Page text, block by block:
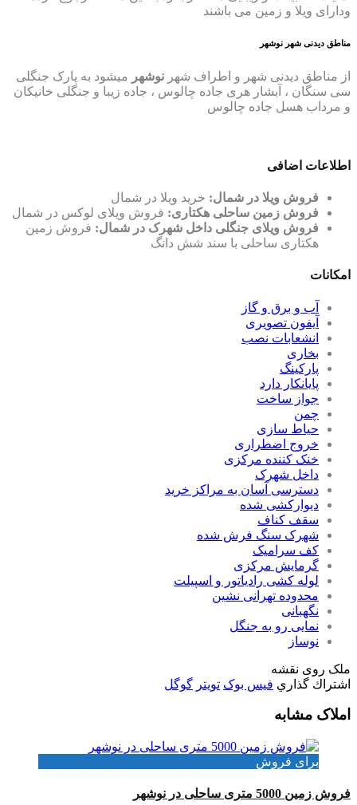
ودارای ویلا و زمین می باشند
مناطق دیدنی شهر نوشهر
از مناطق دیدنی شهر و اطراف شهر نوشهر میشود به پارک جنگلی
سی سنگان ، آبشار هری جاده چالوس ، جاده زیبا و جنگلی خانیکان
و مرداب هسل جاده چالوس
اطلاعات اضافی
فروش ویلا در شمال: خرید ویلا در شمال
فروش زمین ساحلی هکتاری: فروش ویلای لوکس در شمال
فروش ویلای جنگلی داخل شهرک در شمال: فروش زمین
هکتاری ساحلی با سند شش دانگ
امکانات
آب و برق و گاز
آیفون تصویری
انشعابات نصب
بخاری
پارکینگ
پایانکار دارد
جواز ساخت
چمن
حیاط سازی
خروج اضطراری
خنک کننده مرکزی
داخل شهرک
دسترسی آسان به مراکز خرید
دیوارکشی شده
سقف کناف
شهرک سنگ فرش شده
کف سرامیک
گرمایش مرکزی
لوله کشی رادیاتور و اسپیلت
محدوده تهرانی نشین
نگهبانی
نمایی رو به جنگل
نوساز
ملک روی نقشه
اشتراك گذاري فیس بوک تويتر گوگل
املاک مشابه
برای فروش
فروش زمین 5000 متری ساحلی در نوشهر